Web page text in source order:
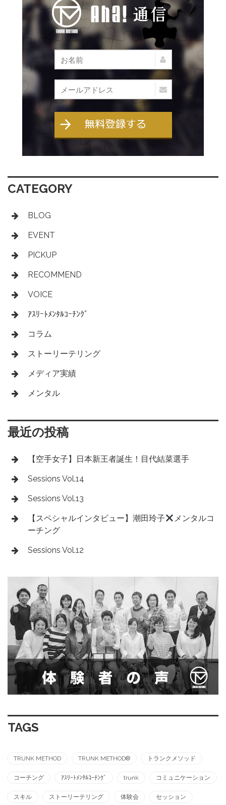
CATEGORY
BLOG
EVENT
PICKUP
RECOMMEND
VOICE
ｱｽﾘｰﾄﾒﾝﾀﾙｺｰﾁﾝｸﾞ
コラム
ストーリーテリング
メディア実績
メンタル
最近の投稿
【空手女子】日本新王者誕生！目代結菜選手
Sessions Vol.14
Sessions Vol.13
【スペシャルインタビュー】潮田玲子
メンタルコ
ーチング
Sessions Vol.12
TAGS
TRUNK METHOD TRUNK METHOD®︎ トランクメソッド
コーチング ｱｽﾘｰﾄﾒﾝﾀﾙｺｰﾁﾝｸﾞ trunk コミュニケーション
スキル ストーリーテリング 体験会 セッション